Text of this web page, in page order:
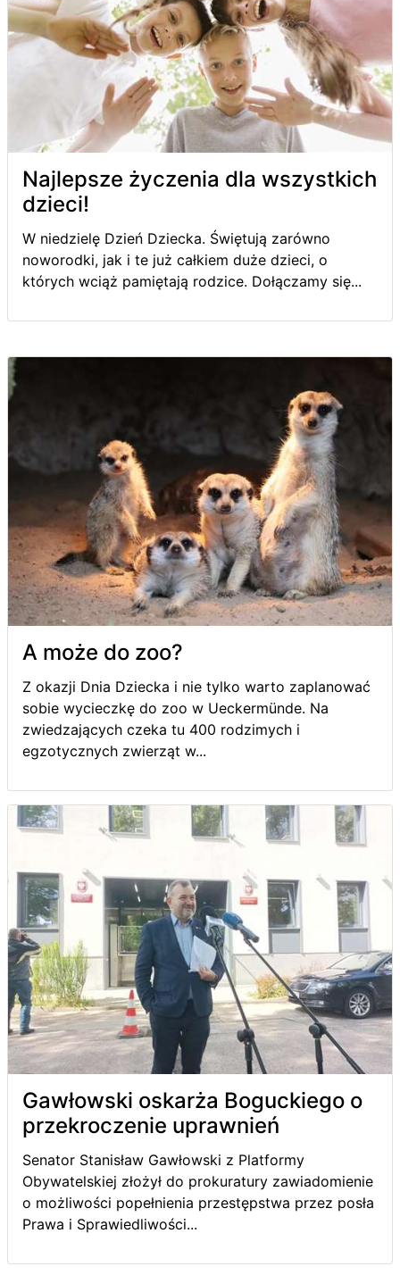
Najlepsze życzenia dla wszystkich
dzieci!
W niedzielę Dzień Dziecka. Świętują zarówno
noworodki, jak i te już całkiem duże dzieci, o
których wciąż pamiętają rodzice. Dołączamy się...
A może do zoo?
Z okazji Dnia Dziecka i nie tylko warto zaplanować
sobie wycieczkę do zoo w Ueckermünde. Na
zwiedzających czeka tu 400 rodzimych i
egzotycznych zwierząt w...
Gawłowski oskarża Boguckiego o
przekroczenie uprawnień
Senator Stanisław Gawłowski z Platformy
Obywatelskiej złożył do prokuratury zawiadomienie
o możliwości popełnienia przestępstwa przez posła
Prawa i Sprawiedliwości...